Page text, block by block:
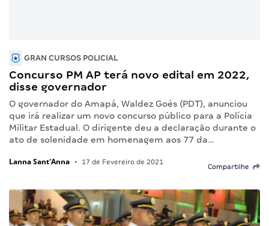
GRAN CURSOS POLICIAL
Concurso PM AP terá novo edital em 2022,
disse governador
O governador do Amapá, Waldez Goés (PDT), anunciou
que irá realizar um novo concurso público para a Polícia
Militar Estadual. O dirigente deu a declaração durante o
ato de solenidade em homenagem aos 77 da…
Lanna Sant'Anna • 17 de Fevereiro de 2021
Compartilhe